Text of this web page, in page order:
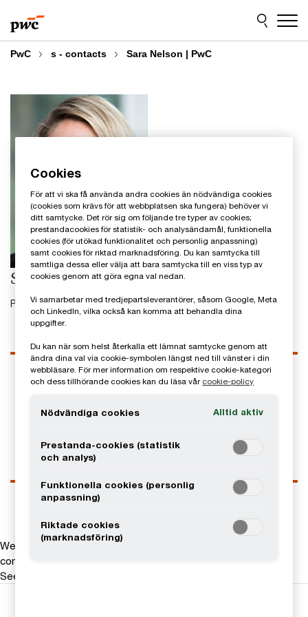
to
content
to
footer
PwC s - contacts Sara Nelson | PwC
Sara Nelson
Projektledare, PwC Sverige
Kontaktuppgifter
Tel0729-80 95 29
Email
LinkedIn
We help you meet tomorrow’s tech demands
compete at a speed that rewrites the rules
See how
Cookies
För att vi ska få använda andra cookies än nödvändiga cookies
(cookies som krävs för att webbplatsen ska fungera) behöver vi
ditt samtycke. Det rör sig om följande tre typer av cookies;
prestandacookies för statistik- och analysändamål, funktionella
cookies (för utökad funktionalitet och personlig anpassning)
samt cookies för riktad marknadsföring. Du kan samtycka till
samtliga dessa eller välja att bara samtycka till en viss typ av
cookies genom att göra egna val nedan.
Vi samarbetar med tredjepartsleverantörer, såsom Google, Meta
och LinkedIn, vilka också kan komma att behandla dina
uppgifter.
Du kan när som helst återkalla ett lämnat samtycke genom att
ändra dina val via cookie-symbolen längst ned till vänster i din
webbläsare. För mer information om respektive cookie-kategori
och dess tillhörande cookies kan du läsa vår cookie-policy
Nödvändiga cookies Alltid aktiv
Prestanda-cookies (statistik
och analys)
Funktionella cookies (personlig
anpassning)
Riktade cookies
(marknadsföring)